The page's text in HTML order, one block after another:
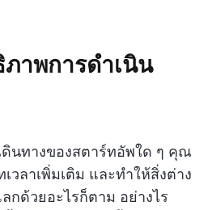
าพการดำเนิน
ดินทางของสตาร์ทอัพใด ๆ คุณ
วลาเพิ่มเติม และทำให้สิ่งต่าง
กด้วยอะไรก็ตาม อย่างไร